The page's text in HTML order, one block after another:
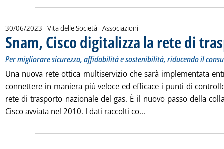
30/06/2023 - Vita delle Società - Associazioni
Snam, Cisco digitalizza la rete di
Per migliorare sicurezza, affidabilità e sostenibilità, riducendo il
Una nuova rete ottica multiservizio che sarà implementata
connettere in maniera più veloce ed efficace i punti di
rete di trasporto nazionale del gas. È il nuovo passo della
Cisco avviata nel 2010. I dati raccolti co...